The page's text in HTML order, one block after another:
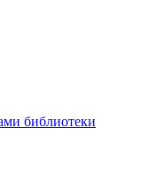
библиотеки